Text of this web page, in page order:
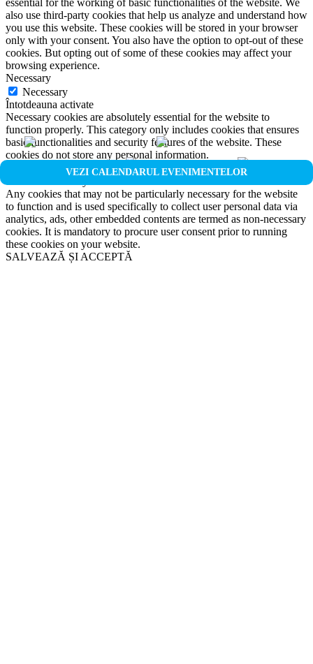
VEZI CALENDARUL EVENIMENTELOR
essential for the working of basic functionalities of the website. We
also use third-party cookies that help us analyze and understand how
you use this website. These cookies will be stored in your browser
only with your consent. You also have the option to opt-out of these
cookies. But opting out of some of these cookies may affect your
browsing experience.
Necessary
Necessary
Întotdeauna activate
Necessary cookies are absolutely essential for the website to
function properly. This category only includes cookies that ensures
basic functionalities and security features of the website. These
cookies do not store any personal information.
Non-necessary
Any cookies that may not be particularly necessary for the website
to function and is used specifically to collect user personal data via
analytics, ads, other embedded contents are termed as non-necessary
cookies. It is mandatory to procure user consent prior to running
these cookies on your website.
SALVEAZĂ ȘI ACCEPTĂ